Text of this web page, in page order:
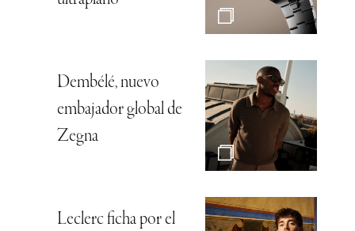
Dembélé, nuevo
embajador global de
Zegna
Leclerc ficha por el